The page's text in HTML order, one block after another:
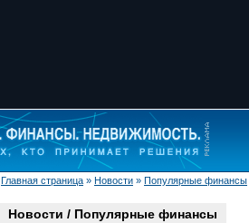
Главная страница » Новости » Популярные финансы
Новости / Популярные финансы